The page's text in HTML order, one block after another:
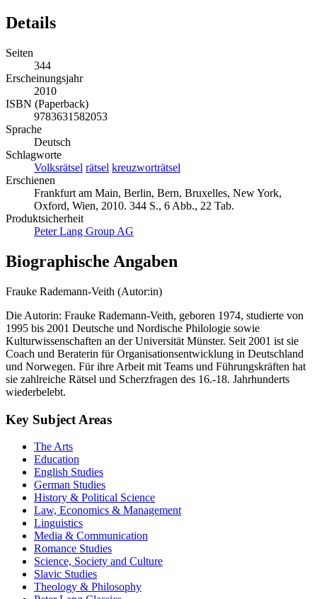
Details
Seiten
344
Erscheinungsjahr
2010
ISBN (Paperback)
9783631582053
Sprache
Deutsch
Schlagworte
Volksrätsel rätsel kreuzworträtsel
Erschienen
Frankfurt am Main, Berlin, Bern, Bruxelles, New York,
Oxford, Wien, 2010. 344 S., 6 Abb., 22 Tab.
Produktsicherheit
Peter Lang Group AG
Biographische Angaben
Frauke Rademann-Veith (Autor:in)
Die Autorin: Frauke Rademann-Veith, geboren 1974, studierte von
1995 bis 2001 Deutsche und Nordische Philologie sowie
Kulturwissenschaften an der Universität Münster. Seit 2001 ist sie
Coach und Beraterin für Organisationsentwicklung in Deutschland
und Norwegen. Für ihre Arbeit mit Teams und Führungskräften hat
sie zahlreiche Rätsel und Scherzfragen des 16.-18. Jahrhunderts
wiederbelebt.
Key Subject Areas
The Arts
Education
English Studies
German Studies
History & Political Science
Law, Economics & Management
Linguistics
Media & Communication
Romance Studies
Science, Society and Culture
Slavic Studies
Theology & Philosophy